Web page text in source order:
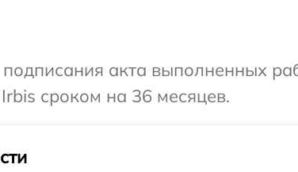
акта выполненных
сроком на 36 месяцев.